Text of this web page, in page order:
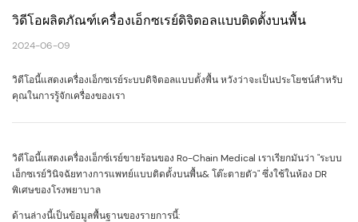
วิดีโอผลิตภัณฑ์เครื่องเอ็กซเรย์ดิจิตอลแบบติดตั้งบนพื้น
2024-06-09
วิดีโอนี้แสดงเครื่องเอ็กซเรย์ระบบดิจิตอลแบบตั้งพื้น หวังว่าจะเป็นประโยชน์สำหรับ
คุณในการรู้จักเครื่องของเรา
วิดีโอนี้แสดงเครื่องเอ็กซ์เรย์ขายร้อนของ Ro-Chain Medical เราเรียกมันว่า "ระบบ
เอ็กซเรย์วินิจฉัยทางการแพทย์แบบติดตั้งบนพื้น& โต๊ะตายตัว" ซึ่งใช้ในห้อง DR
พิเศษของโรงพยาบาล
ด้านล่างนี้เป็นข้อมูลพื้นฐานของรายการนี้: